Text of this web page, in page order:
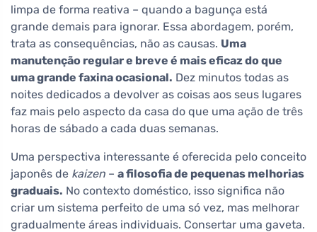
limpa de forma reativa – quando a bagunça está
grande demais para ignorar. Essa abordagem, porém,
trata as consequências, não as causas. Uma
manutenção regular e breve é mais eficaz do que
uma grande faxina ocasional. Dez minutos todas as
noites dedicados a devolver as coisas aos seus lugares
faz mais pelo aspecto da casa do que uma ação de três
horas de sábado a cada duas semanas.
Uma perspectiva interessante é oferecida pelo conceito
japonês de kaizen – a filosofia de pequenas melhorias
graduais. No contexto doméstico, isso significa não
criar um sistema perfeito de uma só vez, mas melhorar
gradualmente áreas individuais. Consertar uma gaveta.